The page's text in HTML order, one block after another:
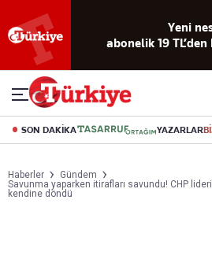
Yeni
abonelik 19
SON DAKİKA YAZARLAR
Haberler
Gündem
Savunma yaparken itirafları savundu! CHP
kendine döndü